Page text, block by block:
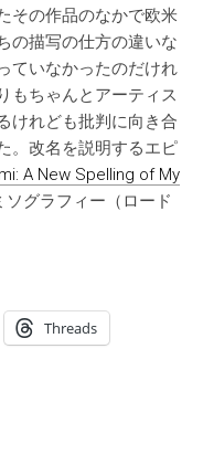
その作品のなかで欧米
の描写の仕方の違いな
ていなかったのだけれ
もちゃんとアーティス
けれども批判に向き合
。改名を説明するエピ
A New Spelling of My
グラフィー（ロード
Threads